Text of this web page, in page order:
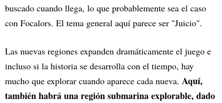
buscado cuando llega, lo que probablemente sea el caso
con Focalors. El tema general aquí parece ser "Juicio".
Las nuevas regiones expanden dramáticamente el juego e
incluso si la historia se desarrolla con el tiempo, hay
mucho que explorar cuando aparece cada nueva. Aquí,
también habrá una región submarina explorable, dado